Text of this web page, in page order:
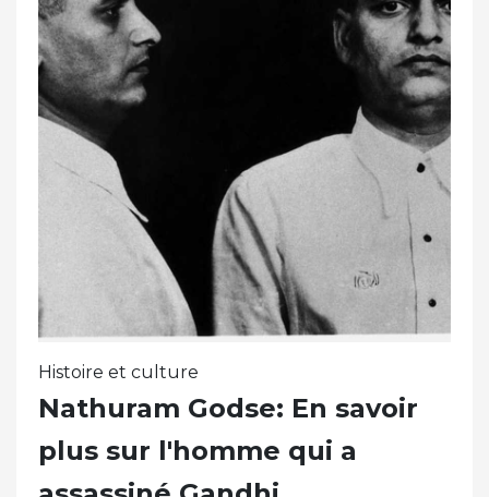
Histoire et culture
Nathuram Godse: En savoir
plus sur l'homme qui a